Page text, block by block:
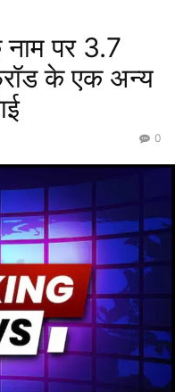
पर 3.7
के एक अन्य
0